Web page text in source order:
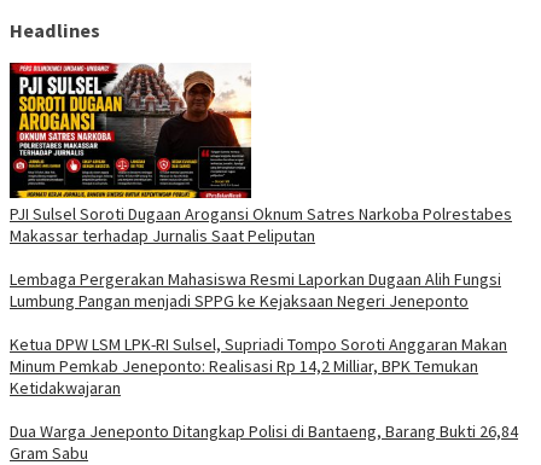
Headlines
PJI Sulsel Soroti Dugaan Arogansi Oknum Satres Narkoba Polrestabes
Makassar terhadap Jurnalis Saat Peliputan
Lembaga Pergerakan Mahasiswa Resmi Laporkan Dugaan Alih Fungsi
Lumbung Pangan menjadi SPPG ke Kejaksaan Negeri Jeneponto
Ketua DPW LSM LPK-RI Sulsel, Supriadi Tompo Soroti Anggaran Makan
Minum Pemkab Jeneponto: Realisasi Rp 14,2 Milliar, BPK Temukan
Ketidakwajaran
Dua Warga Jeneponto Ditangkap Polisi di Bantaeng, Barang Bukti 26,84
Gram Sabu